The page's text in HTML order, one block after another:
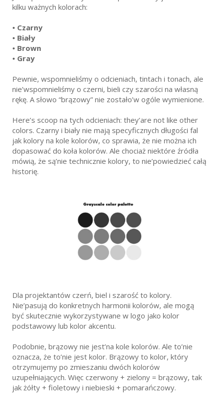
kilku ważnych kolorach:
• Czarny
• Biały
• Brown
• Gray
Pewnie, wspomnieliśmy o odcieniach, tintach i tonach, ale
nie’wspomnieliśmy o czerni, bieli czy szarości na własną
rękę. A słowo “brązowy” nie zostało’w ogóle wymienione.
Here’s scoop na tych odcieniach: they’are not like other
colors. Czarny i biały nie mają specyficznych długości fal
jak kolory na kole kolorów, co sprawia, że nie można ich
dopasować do koła kolorów. Ale chociaż niektóre źródła
mówią, że są’nie technicznie kolory, to nie’powiedzieć całą
historię.
Dla projektantów czerń, biel i szarość to kolory.
Nie’pasują do konkretnych harmonii kolorów, ale mogą
być skutecznie wykorzystywane w logo jako kolor
podstawowy lub kolor akcentu.
Podobnie, brązowy nie jest’na kole kolorów. Ale to’nie
oznacza, że to’nie jest kolor. Brązowy to kolor, który
otrzymujemy po zmieszaniu dwóch kolorów
uzupełniających. Więc czerwony + zielony = brązowy, tak
jak żółty + fioletowy i niebieski + pomarańczowy.